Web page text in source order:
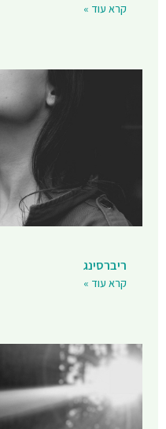
קרא עוד »
ריברסינג
קרא עוד »